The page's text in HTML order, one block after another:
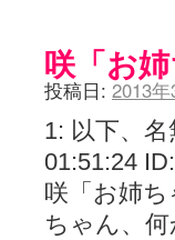
咲「お
投稿日: 2013
1: 以下、
01:51:24
咲「お姉
ちゃん、